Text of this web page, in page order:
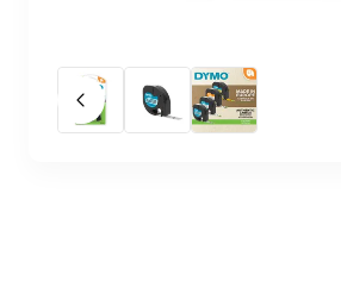
Slide précédent